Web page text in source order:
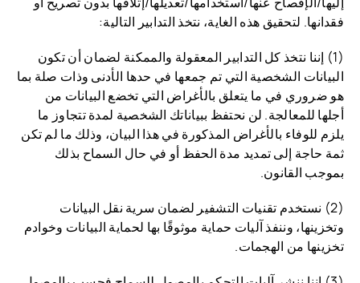
فقدانها. لتحقيق هذه الغاية، نتخذ التدابير التالية:
(1) إننا نتخذ كل التدابير المعقولة والممكنة لضمان أن تكون
البيانات الشخصية التي تم جمعها في حدها الأدنى وذات صلة بما
هو ضروري في ما يتعلق بالأغراض التي تخضع البيانات من
أجلها للمعالجة. لن نحتفظ ببياناتك الشخصية لمدة تتجاوز ما
يلزم للوفاء بالأغراض المذكورة في هذا البيان، وذلك ما لم تكن
ثمة حاجة إلى تمديد مدة الحفظ أو في حال السماح بذلك
بموجب القانون.
(2) نستخدم تقنيات التشفير لضمان سرية نقل البيانات
وتخزينها، وننفذ آليات حماية موثوقًا بها لحماية البيانات وخوادم
تخزينها من الهجمات.